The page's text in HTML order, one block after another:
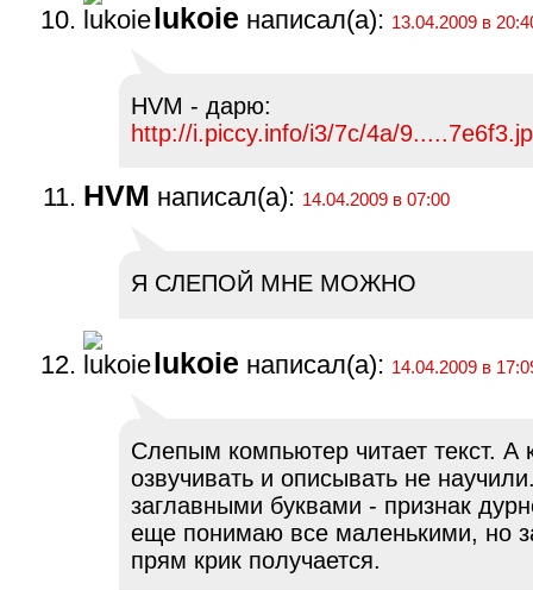
lukoie написал(а): 13.04.2009 в
HVM - дарю:
http://i.piccy.info/i3/7c/4a/
HVM написал(а): 14.04.2009 в 07:00
Я СЛЕПОЙ МНЕ МОЖНО
lukoie написал(а): 14.04.2009 в
Слепым компьютер читает текст. А
озвучивать и описывать не
заглавными буквами - признак
еще понимаю все маленькими, но
прям крик получается.